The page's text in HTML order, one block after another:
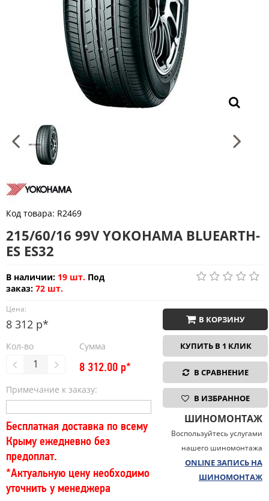
Код товара: R2469
215/60/16 99V YOKOHAMA BLUEARTH-
ES ES32
В наличии: 19 шт. Под
заказ: 72 шт.
Цена:
8 312 р*
Кол-во Сумма
8 312.00 р*
Примечание к заказу:
Бесплатная доставка по всему
Крыму ежедневно без
предоплат.
*Актуальную цену необходимо
уточнить у менеджера
В КОРЗИНУ
КУПИТЬ В 1 КЛИК
В СРАВНЕНИЕ
В ИЗБРАННОЕ
ШИНОМОНТАЖ
Воспользуйтесь услугами
нашего шиномонтажа
ONLINE ЗАПИСЬ НА
ШИНОМОНТАЖ